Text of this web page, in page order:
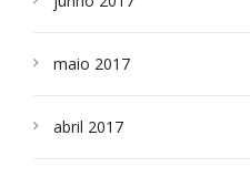
maio 2017
abril 2017